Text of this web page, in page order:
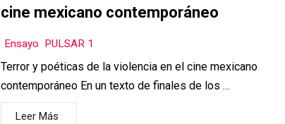
cine mexicano contemporáneo
Ensayo PULSAR 1
Terror y poéticas de la violencia en el cine mexicano
contemporáneo En un texto de finales de los …
Leer Más